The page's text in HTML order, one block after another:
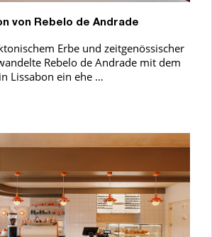
von Rebelo de Andrade
Erbe und zeitgenössischer
Rebelo de Andrade mit dem
Lissabon ein ehe …